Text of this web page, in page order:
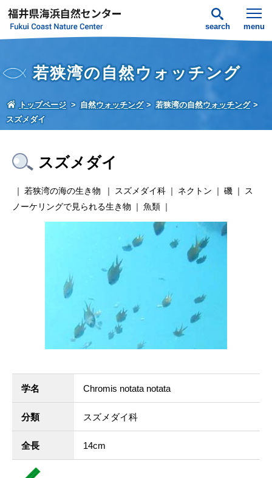
search menu
若狭湾の自然ウォッチング
トップページ 自然ウォッチング
若狭湾の自然ウォッチング
スズメダイ
スズメダイ
若狭湾の海の生き物 スズメダイ科 ネクトン 磯
ス
ノーケリングで見られる生き物
魚類
学名 Chromis notata notata
分類 スズメダイ科
全長 14cm